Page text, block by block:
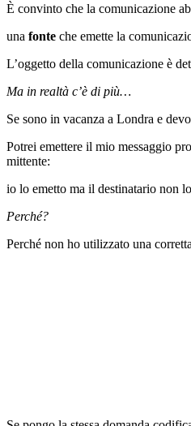
È convinto che la comunicazione
una fonte che emette la
L’oggetto della comunicazione è
Ma in realtà c’è di più…
Se sono in vacanza a Londra e
Potrei emettere il mio messaggio
mittente:
io lo emetto ma il destinatario non
Perché?
Perché non ho utilizzato una corretta